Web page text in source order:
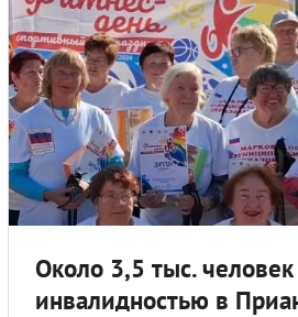
Около 3,5 тыс.
инвалидностью в